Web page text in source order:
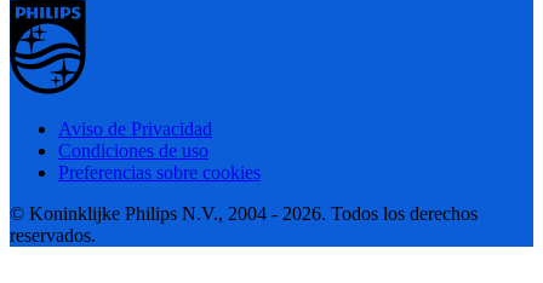
Aviso de Privacidad
Condiciones de uso
Preferencias sobre cookies
© Koninklijke Philips N.V., 2004 - 2026. Todos los derechos
reservados.